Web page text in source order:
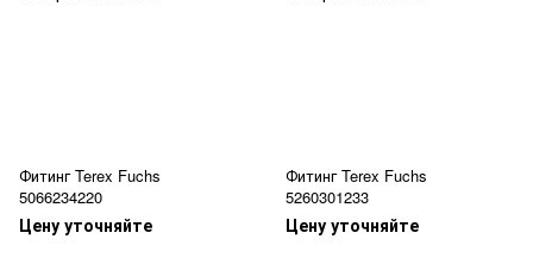
Фитинг Terex Fuchs
5066234220
Цену уточняйте
Фитинг Terex Fuchs
5260301233
Цену уточняйте